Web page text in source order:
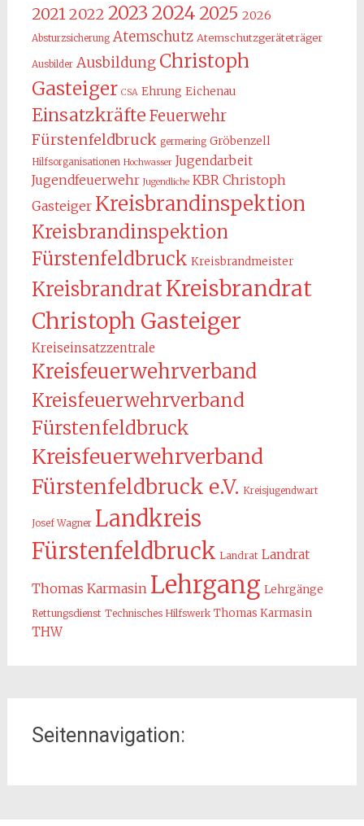
20212022 2023 2024 2025 2026
Absturzsicherung Atemschutz Atemschutzgeräteträger
Ausbilder Ausbildung Christoph
Gasteiger CSA Ehrung Eichenau
Einsatzkräfte Feuerwehr
Fürstenfeldbruck germering Gröbenzell
Hilfsorganisationen Hochwasser Jugendarbeit
Jugendfeuerwehr Jugendliche KBR Christoph
Gasteiger Kreisbrandinspektion
Kreisbrandinspektion
Fürstenfeldbruck Kreisbrandmeister
KreisbrandratKreisbrandrat
Christoph Gasteiger
Kreiseinsatzzentrale
Kreisfeuerwehrverband
Kreisfeuerwehrverband
Fürstenfeldbruck
Kreisfeuerwehrverband
Fürstenfeldbruck e.V. Kreisjugendwart
Josef Wagner Landkreis
Fürstenfeldbruck Landrat Landrat
Thomas Karmasin Lehrgang Lehrgänge
Rettungsdienst Technisches Hilfswerk Thomas Karmasin
THW
Seitennavigation: